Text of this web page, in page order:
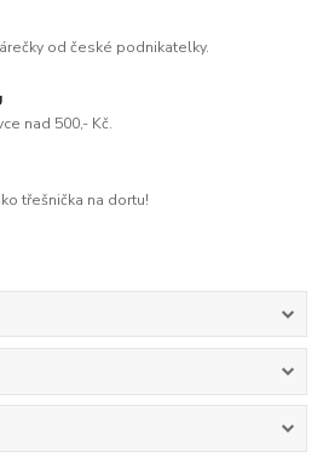
od české podnikatelky.
nad 500,- Kč.
třešnička na dortu!